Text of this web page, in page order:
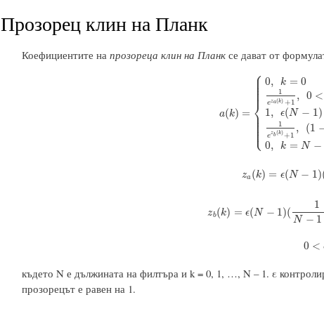
Прозорец клин на Планк
Коефициентите на прозореца клин на Планксе дават от
a(k) =
⎧
⎩
⎨
⎪
⎪
⎪⎪⎪
⎪
⎪⎪⎪⎪⎪⎪
0, k = 0
1
eza(k) +1
, 0 <
1, ϵ(N − 1)
1
ezb(k)+1
, (1
0, k = N −
a(k)= {0 k 01 za(k) +1 ,0<
za (k) = ϵ(N − 1)
za k)=ϵ (N −1)
zb(k) = ϵ( N − 1 )(
1
N − 1
zb(k )=ϵ(N−1)(1N
0 <
0<
където N е дължината на филтъра и k = 0, 1, …, N – 1. ε
прозорецът е равен на 1.